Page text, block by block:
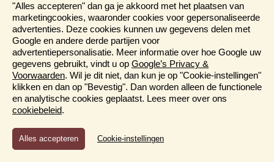
"Alles accepteren" dan ga je akkoord met het plaatsen van
marketingcookies, waaronder cookies voor gepersonaliseerde
advertenties. Deze cookies kunnen uw gegevens delen met
Google en andere derde partijen voor
advertentiepersonalisatie. Meer informatie over hoe Google uw
gegevens gebruikt, vindt u op Google’s Privacy &
Voorwaarden. Wil je dit niet, dan kun je op "Cookie-instellingen"
klikken en dan op "Bevestig". Dan worden alleen de functionele
en analytische cookies geplaatst. Lees meer over ons
cookiebeleid.
Functioneel en Analytisch
Cookies die er voor zorgen dat de website naar behoren
Cookie-instellingen